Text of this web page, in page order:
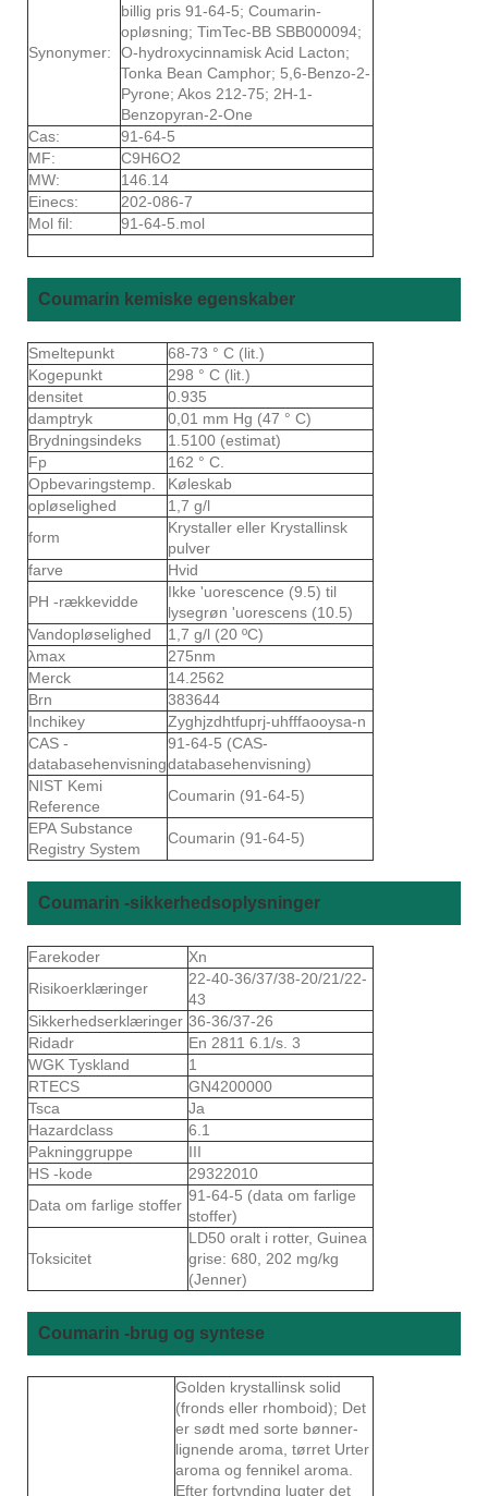
Synonymer:
billig pris 91-64-5; Coumarin-
opløsning; TimTec-BB SBB000094;
O-hydroxycinnamisk Acid Lacton;
Tonka Bean Camphor; 5,6-Benzo-2-
Pyrone; Akos 212-75; 2H-1-
Benzopyran-2-One
Cas:
91-64-5
MF:
C9H6O2
MW:
146.14
Einecs:
202-086-7
Mol fil:
91-64-5.mol
Coumarin kemiske egenskaber
Smeltepunkt
68-73 ° C (lit.)
Kogepunkt
298 ° C (lit.)
densitet
0.935
damptryk
0,01 mm Hg (47 ° C)
Brydningsindeks
1.5100 (estimat)
Fp
162 ° C.
Opbevaringstemp.
Køleskab
opløselighed
1,7 g/l
form
Krystaller eller Krystallinsk
pulver
farve
Hvid
PH -rækkevidde
Ikke 'uorescence (9.5) til
lysegrøn 'uorescens (10.5)
Vandopløselighed
1,7 g/l (20 ºC)
λmax
275nm
Merck
14.2562
Brn
383644
Inchikey
Zyghjzdhtfuprj-uhfffaooysa-n
CAS -
databasehenvisning
91-64-5 (CAS-
databasehenvisning)
NIST Kemi
Reference
Coumarin (91-64-5)
EPA Substance
Registry System
Coumarin (91-64-5)
Coumarin -sikkerhedsoplysninger
Farekoder
Xn
Risikoerklæringer
22-40-36/37/38-20/21/22-
43
Sikkerhedserklæringer 36-36/37-26
Ridadr
En 2811 6.1/s. 3
WGK Tyskland
1
RTECS
GN4200000
Tsca
Ja
Hazardclass
6.1
Pakninggruppe
III
HS -kode
29322010
Data om farlige stoffer
91-64-5 (data om farlige
stoffer)
Toksicitet
LD50 oralt i rotter, Guinea
grise: 680, 202 mg/kg
(Jenner)
Coumarin -brug og syntese
Golden krystallinsk solid
(fronds eller rhomboid); Det
er sødt med sorte bønner-
lignende aroma, tørret Urter
aroma og fennikel aroma.
Efter fortynding lugter det